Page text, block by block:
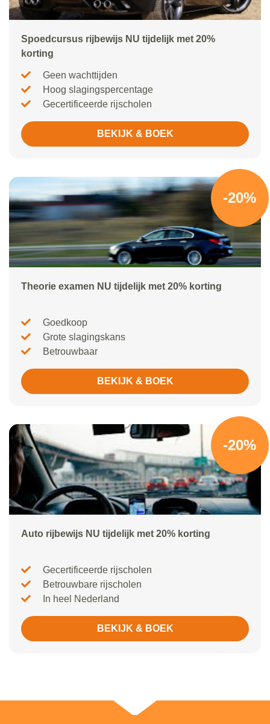
Spoedcursus rijbewijs NU tijdelijk met 20%
korting
Geen wachttijden
Hoog slagingspercentage
Gecertificeerde rijscholen
BEKIJK & BOEK
-20%
Theorie examen NU tijdelijk met 20% korting
Goedkoop
Grote slagingskans
Betrouwbaar
BEKIJK & BOEK
-20%
Auto rijbewijs NU tijdelijk met 20% korting
Gecertificeerde rijscholen
Betrouwbare rijscholen
In heel Nederland
BEKIJK & BOEK